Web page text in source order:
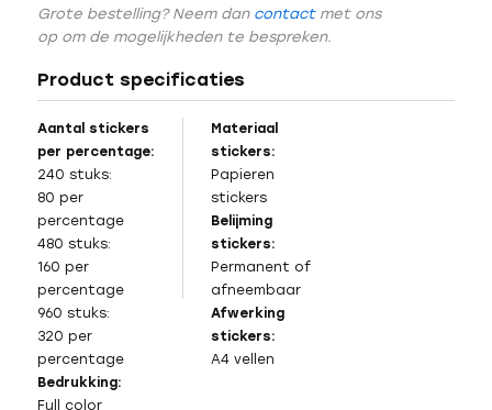
Grote bestelling? Neem dan contactmet ons
op om de mogelijkheden te bespreken.
Product specificaties
Aantal stickers
per percentage:
240 stuks:
80 per
percentage
480 stuks:
160 per
percentage
960 stuks:
320 per
percentage
Bedrukking:
Full color
Materiaal
stickers:
Papieren
stickers
Belijming
stickers:
Permanent of
afneembaar
Afwerking
stickers:
A4 vellen